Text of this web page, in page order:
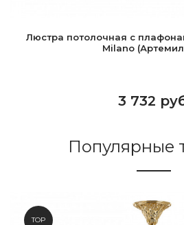
Люстра потолочная с
Milano
3 732
Популярные
TOP